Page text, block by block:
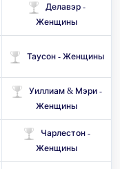
Делавэр -
Женщины
Таусон - Женщины
Уиллиам & Мэри -
Женщины
Чарлестон -
Женщины